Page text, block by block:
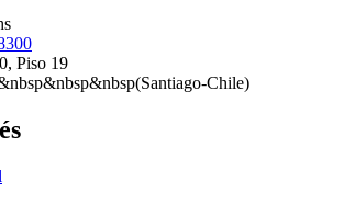
Piso 19
Chile)